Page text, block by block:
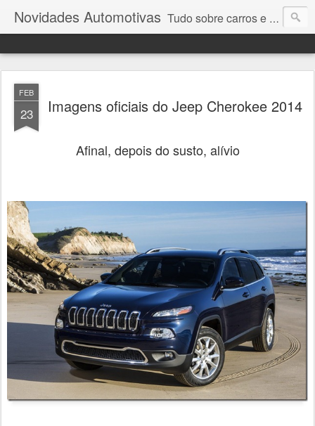
Novidades Automotivas Tudo sobre carros e motores
FEB
23 Imagens oficiais do Jeep Cherokee 2014
Afinal, depois do susto, alívio